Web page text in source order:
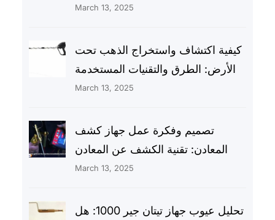
March 13, 2025
كيفية اكتشاف واستخراج الذهب تحت
الأرض: الطرق والتقنيات المستخدمة
March 13, 2025
تصميم وفكرة عمل جهاز كشف
المعادن: تقنية الكشف عن المعادن
March 13, 2025
تحليل عيوب جهاز تيتان جير 1000: هل